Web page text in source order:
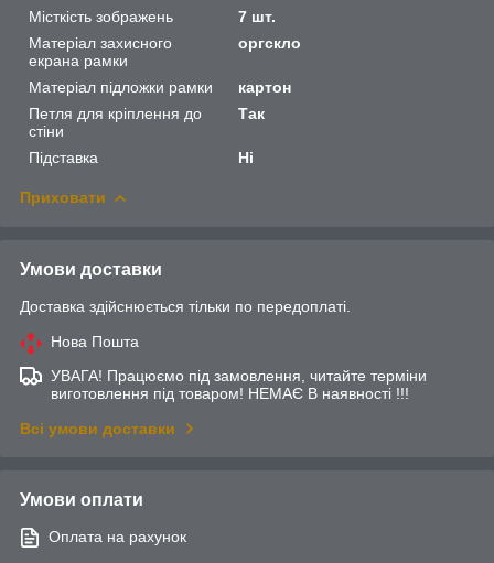
Місткість зображень
7 шт.
Матеріал захисного
екрана рамки
оргскло
Матеріал підложки рамки
картон
Петля для кріплення до
стіни
Так
Підставка Ні
Приховати
Умови доставки
Доставка здійснюється тільки по передоплаті.
Нова Пошта
УВАГА! Працюємо під замовлення, читайте терміни
виготовлення під товаром! НЕМАЄ В наявності !!!
Всі умови доставки
Умови оплати
Оплата на рахунок